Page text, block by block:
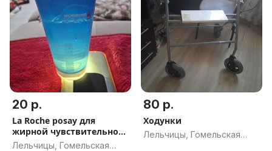
20 р.
La Roche posay для
жирной чувствительной
кожи
Лельчицы, Гомельская
80 р.
Ходунки
Лельчицы, Гомельская